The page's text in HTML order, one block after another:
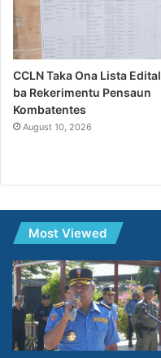
CCLN Taka Ona Lista Edital
ba Rekerimentu Pensaun
Kombatentes
August 10, 2026
Most Viewed